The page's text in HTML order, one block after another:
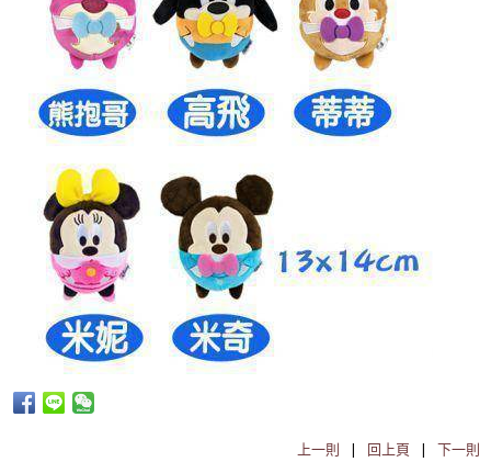
上一則 | 回上頁 | 下一則